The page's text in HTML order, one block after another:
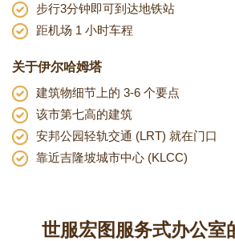
步行3分钟即可到达地铁站
距机场 1 小时车程
关于伊尔哈姆塔
建筑物细节上的 3-6 个要点
该市第七高的建筑
安邦公园轻轨交通 (LRT) 就在门口
靠近吉隆坡城市中心 (KLCC)
世服宏图服务式办公室